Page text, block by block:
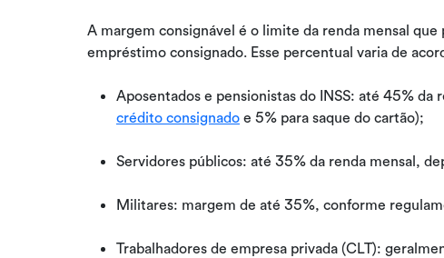
A margem consignável é o limite da renda mensal
empréstimo consignado. Esse percentual varia de
Aposentados e pensionistas do INSS: até 45%
crédito consignado e 5% para saque do cartão);
Servidores públicos: até 35% da renda mensal,
Militares: margem de até 35%, conforme
Trabalhadores de empresa privada (CLT):